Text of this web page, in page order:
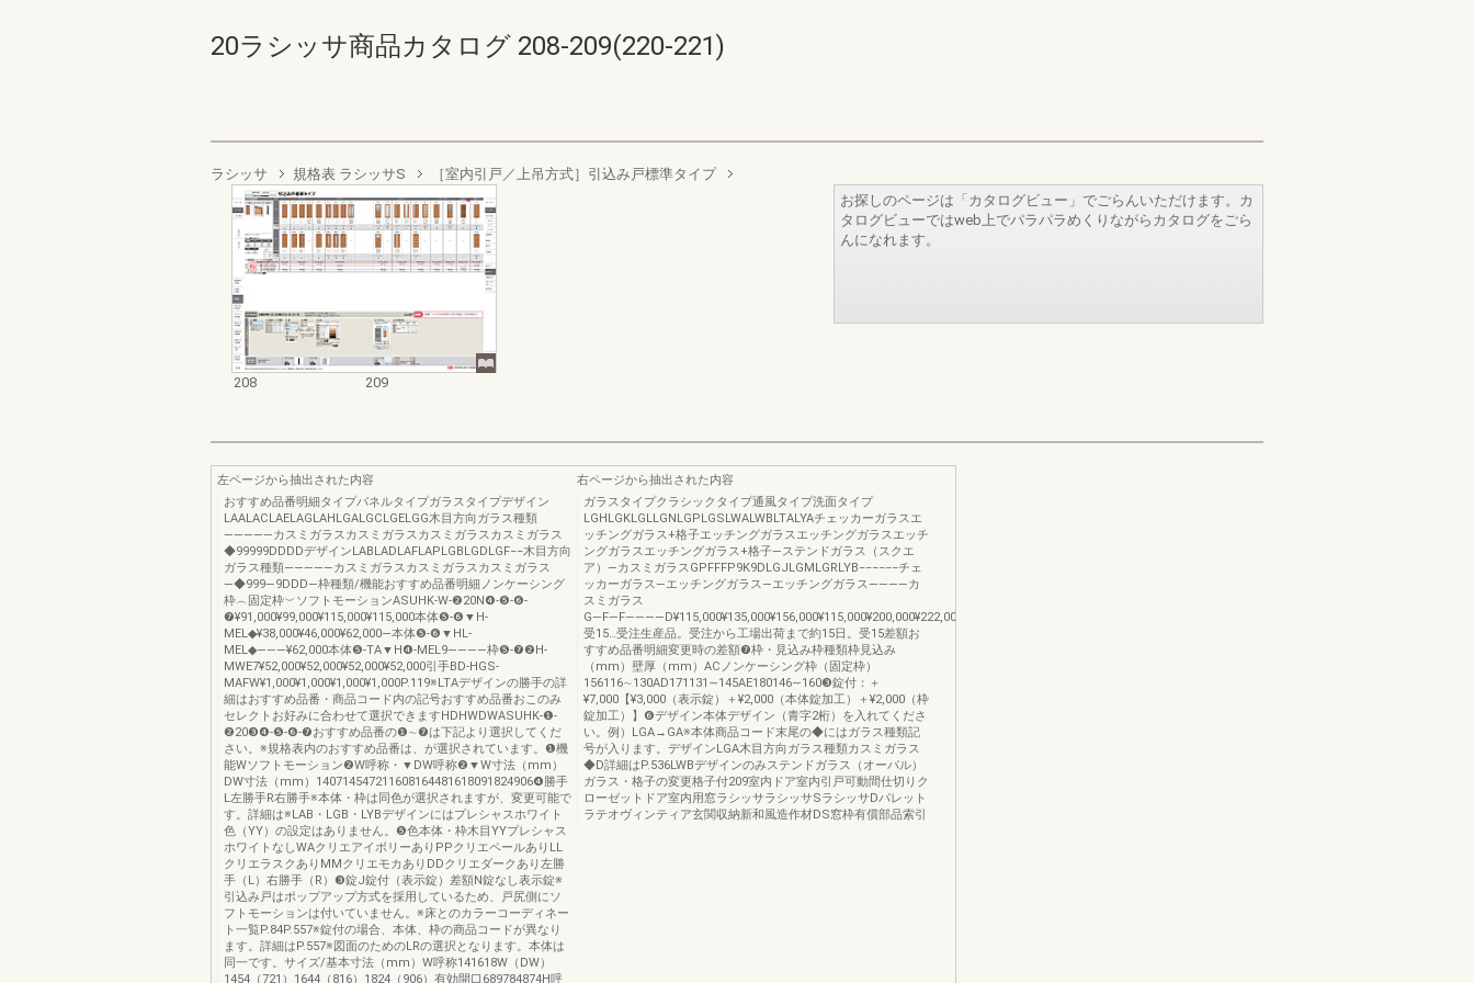
20ラシッサ商品カタログ 208-209(220-221)
ラシッサ 規格表 ラシッサS ［室内引戸／上吊方式］引込み戸標準タイプ
208 209
お探しのページは「カタログビュー」でごらんいただけます。カ
タログビューではweb上でパラパラめくりながらカタログをごら
んになれます。
左ページから抽出された内容
おすすめ品番明細タイプパネルタイプガラスタイプデザイン
LAALACLAELAGLAHLGALGCLGELGG木目方向ガラス種類
―――――カスミガラスカスミガラスカスミガラスカスミガラス
◆99999DDDDデザインLABLADLAFLAPLGBLGDLGF−−木目方向
ガラス種類―――――カスミガラスカスミガラスカスミガラス
―◆999―9DDD―枠種類/機能おすすめ品番明細ノンケーシング
枠︵固定枠︶ソフトモーションASUHK-W-❷20N❹-❺-❻-
❼¥91,000¥99,000¥115,000¥115,000本体❺-❻▼H-
MEL◆¥38,000¥46,000¥62,000―本体❺-❻▼HL-
MEL◆―――¥62,000本体❺-TA▼H❹-MEL9――――枠❺-❼❷H-
MWE7¥52,000¥52,000¥52,000¥52,000引手BD-HGS-
MAFW¥1,000¥1,000¥1,000¥1,000P.119※LTAデザインの勝手の詳
細はおすすめ品番・商品コード内の記号おすすめ品番おこのみ
セレクトお好みに合わせて選択できますHDHWDWASUHK-❶-
❷20❸❹-❺-❻-❼おすすめ品番の❶∼❼は下記より選択してくだ
さい。※規格表内のおすすめ品番は、が選択されています。❶機
能Wソフトモーション❷W呼称・▼DW呼称❷▼W寸法（mm）
DW寸法（mm）140714547211608164481618091824906❹勝手
L左勝手R右勝手※本体・枠は同色が選択されますが、変更可能で
す。詳細は※LAB・LGB・LYBデザインにはプレシャスホワイト
色（YY）の設定はありません。❺色本体・枠木目YYプレシャス
ホワイトなしWAクリエアイボリーありPPクリエペールありLL
クリエラスクありMMクリエモカありDDクリエダークあり左勝
手（L）右勝手（R）❸錠J錠付（表示錠）差額N錠なし表示錠※
引込み戸はポップアップ方式を採用しているため、戸尻側にソ
フトモーションは付いていません。※床とのカラーコーディネー
ト一覧P.84P.557※錠付の場合、本体、枠の商品コードが異なり
ます。詳細はP.557※図面のためのLRの選択となります。本体は
同一です。サイズ/基本寸法（mm）W呼称141618W（DW）
1454（721）1644（816）1824（906）有効開口689784874H呼
右ページから抽出された内容
ガラスタイプクラシックタイプ通風タイプ洗面タイプ
LGHLGKLGLLGNLGPLGSLWALWBLTALYAチェッカーガラスエ
ッチングガラス+格子エッチングガラスエッチングガラスエッチ
ングガラスエッチングガラス+格子―ステンドガラス（スクエ
ア）―カスミガラスGPFFFP9K9DLGJLGMLGRLYB−−−−−−チェ
ッカーガラス―エッチングガラス―エッチングガラス――――カ
スミガラス
受15…受注生産品。受注から工場出荷まで約15日。受15差額お
すすめ品番明細変更時の差額❼枠・見込み枠種類枠見込み
（mm）壁厚（mm）ACノンケーシング枠（固定枠）
156116∼130AD171131∼145AE180146∼160❸錠付：＋
¥7,000【¥3,000（表示錠）＋¥2,000（本体錠加工）＋¥2,000（枠
錠加工）】❻デザイン本体デザイン（青字2桁）を入れてくださ
い。例）LGA→GA※本体商品コード末尾の◆にはガラス種類記
号が入ります。デザインLGA木目方向ガラス種類カスミガラス
◆D詳細はP.536LWBデザインのみステンドガラス（オーバル）
ガラス・格子の変更格子付209室内ドア室内引戸可動間仕切りク
ローゼットドア室内用窓ラシッサラシッサSラシッサDパレット
ラテオヴィンティア玄関収納新和風造作材DS窓枠有償部品索引